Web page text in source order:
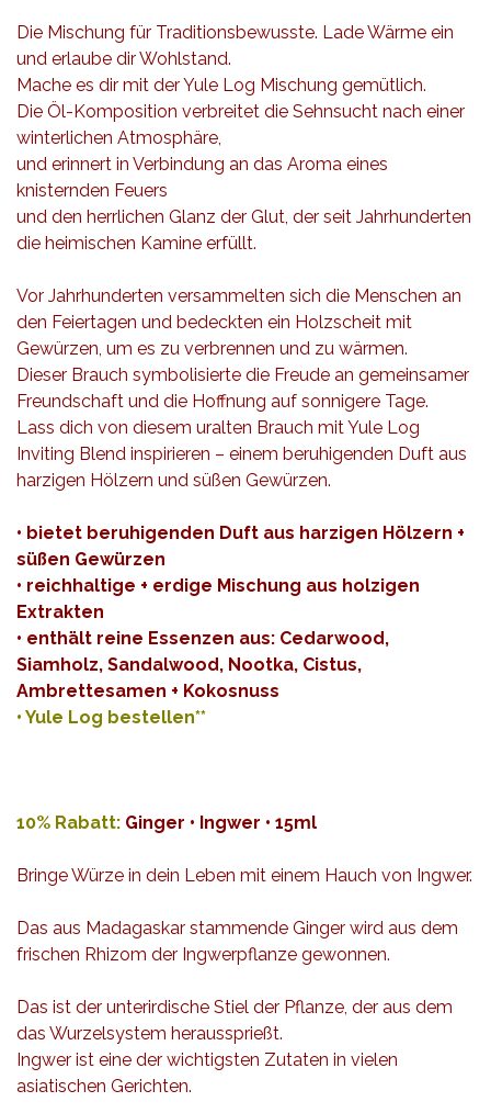
Die Mischung für Traditionsbewusste. Lade Wärme ein
und erlaube dir Wohlstand.
Mache es dir mit der Yule Log Mischung gemütlich.
Die Öl-Komposition verbreitet die Sehnsucht nach einer
winterlichen Atmosphäre,
und erinnert in Verbindung an das Aroma eines
knisternden Feuers
und den herrlichen Glanz der Glut, der seit Jahrhunderten
die heimischen Kamine erfüllt.
Vor Jahrhunderten versammelten sich die Menschen an
den Feiertagen und bedeckten ein Holzscheit mit
Gewürzen, um es zu verbrennen und zu wärmen.
Dieser Brauch symbolisierte die Freude an gemeinsamer
Freundschaft und die Hoffnung auf sonnigere Tage.
Lass dich von diesem uralten Brauch mit Yule Log
Inviting Blend inspirieren – einem beruhigenden Duft aus
harzigen Hölzern und süßen Gewürzen.
• bietet beruhigenden Duft aus harzigen Hölzern +
süßen Gewürzen
• reichhaltige + erdige Mischung aus holzigen
Extrakten
• enthält reine Essenzen aus: Cedarwood,
Siamholz, Sandalwood, Nootka, Cistus,
Ambrettesamen + Kokosnuss
• Yule Log bestellen**
10% Rabatt: Ginger • Ingwer • 15ml
Bringe Würze in dein Leben mit einem Hauch von Ingwer.
Das aus Madagaskar stammende Ginger wird aus dem
frischen Rhizom der Ingwerpflanze gewonnen.
Das ist der unterirdische Stiel der Pflanze, der aus dem
das Wurzelsystem heraussprießt.
Ingwer ist eine der wichtigsten Zutaten in vielen
asiatischen Gerichten.